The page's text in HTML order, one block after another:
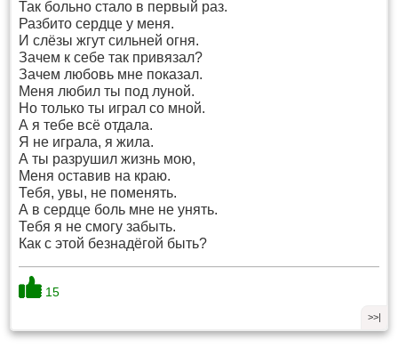
Так больно стало в первый раз.
Разбито сердце у меня.
И слёзы жгут сильней огня.
Зачем к себе так привязал?
Зачем любовь мне показал.
Меня любил ты под луной.
Но только ты играл со мной.
А я тебе всё отдала.
Я не играла, я жила.
А ты разрушил жизнь мою,
Меня оставив на краю.
Тебя, увы, не поменять.
А в сердце боль мне не унять.
Тебя я не смогу забыть.
Как с этой безнадёгой быть?
15
>>|